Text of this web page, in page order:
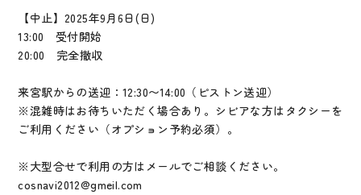
【中止】2025年9月6日(日)
13:00 受付開始
20:00 完全撤収
来宮駅からの送迎：12:30〜14:00（ピストン送迎）
※混雑時はお待ちいただく場合あり。シビアな方はタクシーを
ご利用ください（オプション予約必須）。
※大型合せで利用の方はメールでご相談ください。
cosnavi2012@gmeil.com